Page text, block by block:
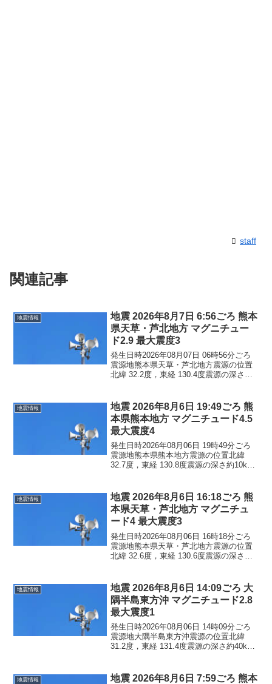
staff
関連記事
地震情報
地震 2026年8月7日 6:56ごろ 熊本
県天草・芦北地方 マグニチュー
ド2.9 最大震度3
発生日時2026年08月07日 06時56分ごろ
震源地熊本県天草・芦北地方震源の位置
北緯 32.2度，東経 130.4度震源の深さ約
はありません。震度3熊本県...
地震情報
地震 2026年8月6日 19:49ごろ 熊
本県熊本地方 マグニチュード4.5
最大震度4
発生日時2026年08月06日 19時49分ごろ
震源地熊本県熊本地方震源の位置北緯
32.7度，東経 130.8度震源の深さ約10km
りません。震度4熊本県熊本西...
地震情報
地震 2026年8月6日 16:18ごろ 熊
本県天草・芦北地方 マグニチュ
ード4 最大震度3
発生日時2026年08月06日 16時18分ごろ
震源地熊本県天草・芦北地方震源の位置
北緯 32.6度，東経 130.6度震源の深さ約
はありません。震度3熊本県...
地震情報
地震 2026年8月6日 14:09ごろ 大
隅半島東方沖 マグニチュード2.8
最大震度1
発生日時2026年08月06日 14時09分ごろ
震源地大隅半島東方沖震源の位置北緯
31.2度，東経 131.4度震源の深さ約40km
りません。震度1鹿児島県鹿屋...
地震情報
地震 2026年8月6日 7:59ごろ 熊本